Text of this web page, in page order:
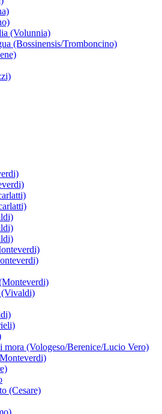
(Volunnia)
(Bossinensis/Tromboncino)
(Vivaldi)
mora (Vologeso/Berenice/Lucio Vero)
(Cesare)